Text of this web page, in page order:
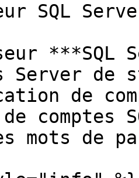
SQL
***SQL
Server de
de
comptes
mots de